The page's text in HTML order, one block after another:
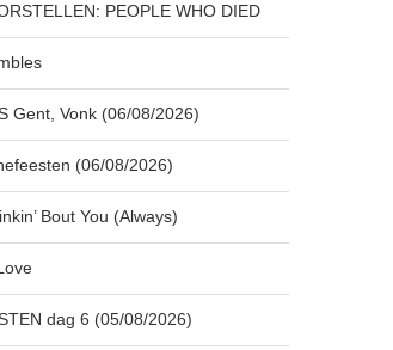
PEOPLE WHO DIED
Gent, Vonk (06/08/2026)
(06/08/2026)
Bout You (Always)
dag 6 (05/08/2026)